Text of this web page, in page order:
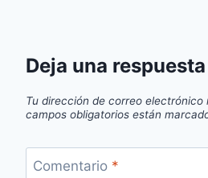
Deja una respuesta
Tu dirección de correo electrónico
campos obligatorios están
Comentario *